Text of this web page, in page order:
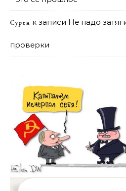
Сурен к записи Не надо
проверки